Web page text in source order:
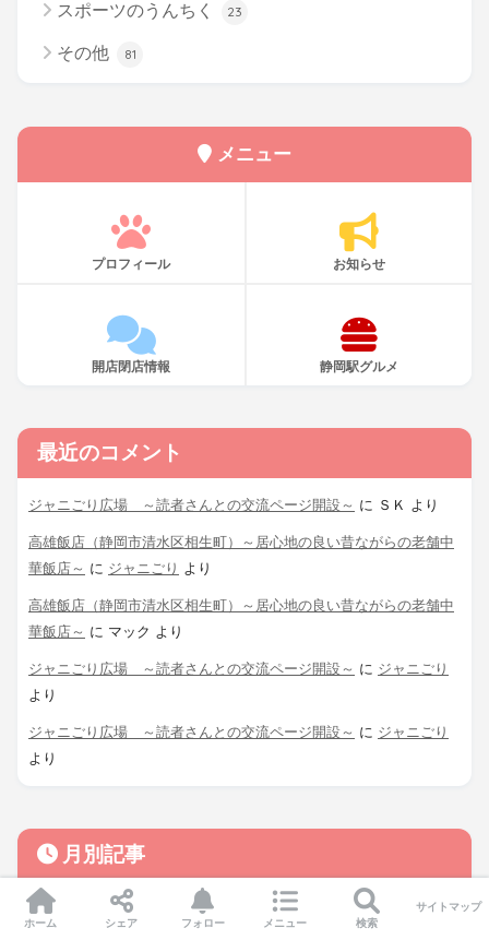
スポーツのうんちく 23
その他 81
メニュー
プロフィール お知らせ
開店閉店情報 静岡駅グルメ
最近のコメント
ジャニごり広場 ～読者さんとの交流ページ開設～ に ＳＫ より
高雄飯店（静岡市清水区相生町）～居心地の良い昔ながらの老舗中
華飯店～ に ジャニごり より
高雄飯店（静岡市清水区相生町）～居心地の良い昔ながらの老舗中
華飯店～ に マック より
ジャニごり広場 ～読者さんとの交流ページ開設～ に ジャニごり
より
ジャニごり広場 ～読者さんとの交流ページ開設～ に ジャニごり
より
月別記事
ホーム シェア フォロー メニュー 検索
サイトマップ